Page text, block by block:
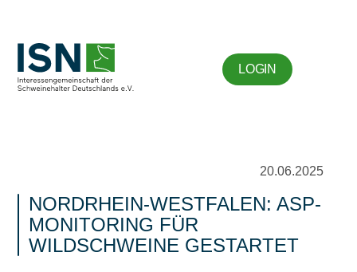
LOGIN
20.06.2025
NORDRHEIN-WESTFALEN: ASP-
MONITORING FÜR
WILDSCHWEINE GESTARTET